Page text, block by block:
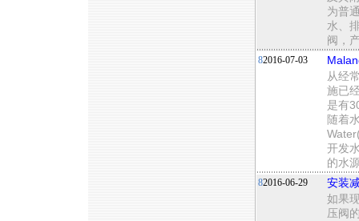
为普
水、
阀，
82016-07-03
从经
施已
是有
随着
开发
的水
82016-06-29
安装
如果
压阀